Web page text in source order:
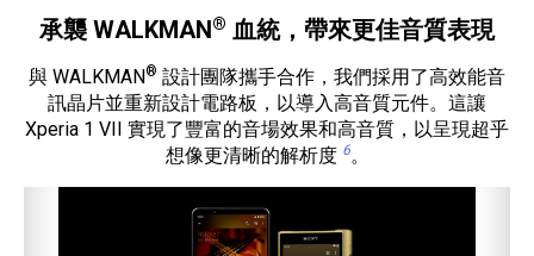
承襲 WALKMAN® 血統，帶來更佳音質表現
與 WALKMAN® 設計團隊攜手合作，我們採用了高效能音
訊晶片並重新設計電路板，以導入高音質元件。這讓
Xperia 1 VII 實現了豐富的音場效果和高音質，以呈現超乎
想像更清晰的解析度 6。